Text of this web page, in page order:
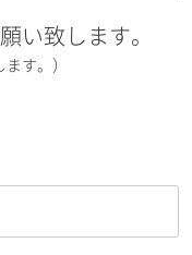
い致します。
す。）